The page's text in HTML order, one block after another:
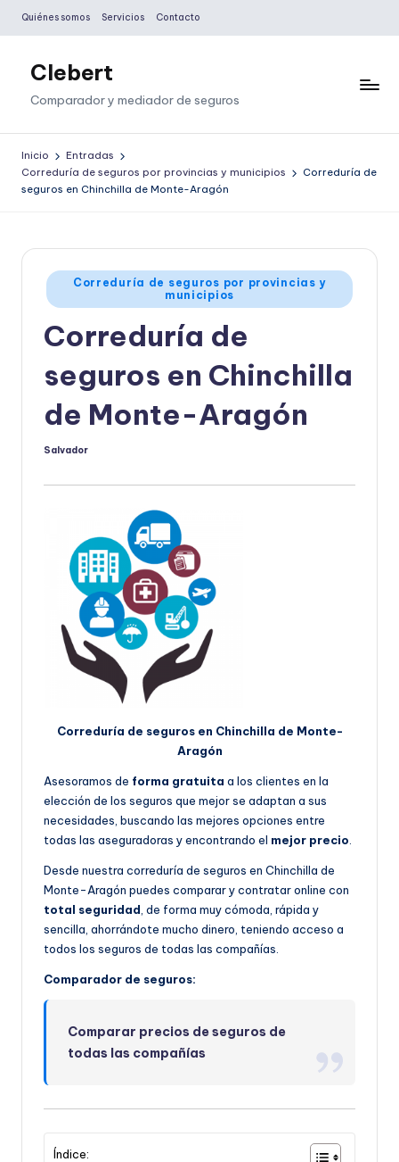
Saltar
contenido
Quiénes somos Servicios Contacto
Clebert
Comparador y mediador de seguros
Inicio
Entradas
Correduría de seguros por provincias y municipios
Correduría de
seguros en Chinchilla de Monte-Aragón
Publicado
en
Correduría de seguros por provincias y
municipios
Correduría de
seguros en Chinchilla
de Monte-Aragón
Publicado
Salvador
Correduría de seguros en Chinchilla de Monte-
Aragón
Asesoramos de forma gratuita a los clientes en la
elección de los seguros que mejor se adaptan a sus
necesidades, buscando las mejores opciones entre
todas las aseguradoras y encontrando el mejor precio.
Desde nuestra correduría de seguros en Chinchilla de
Monte-Aragón puedes comparar y contratar online con
total seguridad, de forma muy cómoda, rápida y
sencilla, ahorrándote mucho dinero, teniendo acceso a
todos los seguros de todas las compañías.
Comparador de seguros:
Comparar precios de seguros de
todas las compañías
Índice: